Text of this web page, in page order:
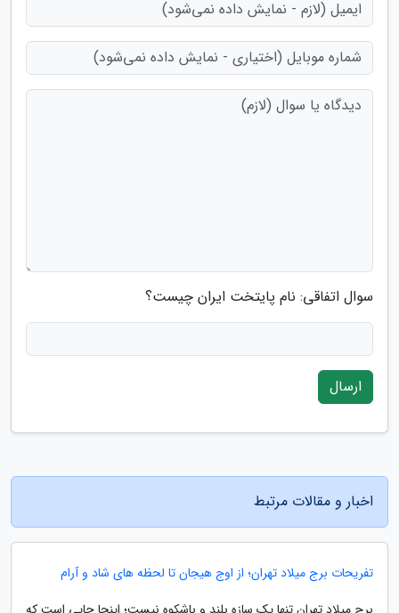
سوال اتفاقی: نام پایتخت ایران چیست؟
ارسال
اخبار و مقالات مرتبط
تفریحات برج میلاد تهران؛ از اوج هیجان تا لحظه های شاد و آرام